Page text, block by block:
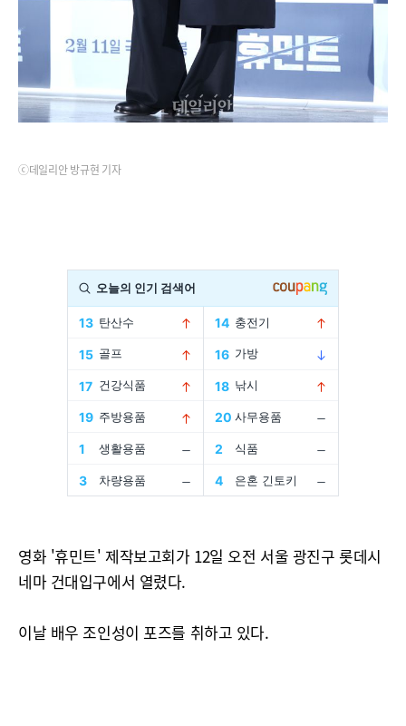
ⓒ데일리안 방규현 기자
영화 '휴민트' 제작보고회가 12일 오전 서울 광진구 롯데시
네마 건대입구에서 열렸다.
이날 배우 조인성이 포즈를 취하고 있다.